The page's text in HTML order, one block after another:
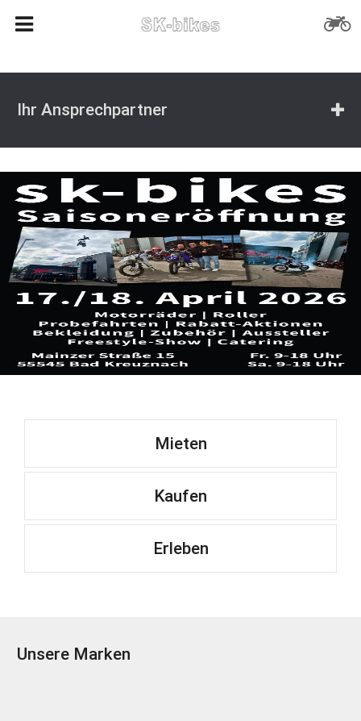
Ihr Ansprechpartner
Mieten
Kaufen
Erleben
Unsere Marken